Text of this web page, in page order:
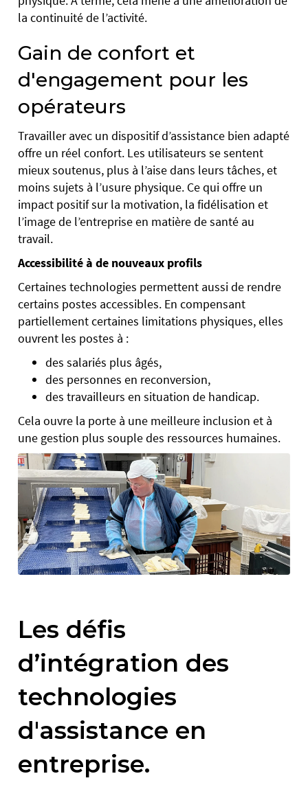
la continuité de l’activité.
Gain de confort et
d'engagement pour les
opérateurs
Travailler avec un dispositif d’assistance bien adapté
offre un réel confort. Les utilisateurs se sentent
mieux soutenus, plus à l’aise dans leurs tâches, et
moins sujets à l’usure physique. Ce qui offre un
impact positif sur la motivation, la fidélisation et
l’image de l’entreprise en matière de santé au
travail.
Accessibilité à de nouveaux profils
Certaines technologies permettent aussi de rendre
certains postes accessibles. En compensant
partiellement certaines limitations physiques, elles
ouvrent les postes à :
des salariés plus âgés,
des personnes en reconversion,
des travailleurs en situation de handicap.
Cela ouvre la porte à une meilleure inclusion et à
une gestion plus souple des ressources humaines.
Les défis
d’intégration des
technologies
d'assistance en
entreprise.